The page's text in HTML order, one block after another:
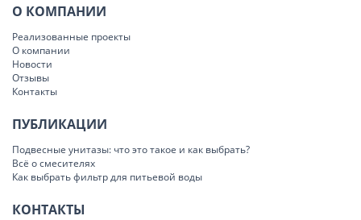
О КОМПАНИИ
Реализованные проекты
О компании
Новости
Отзывы
Контакты
ПУБЛИКАЦИИ
Подвесные унитазы: что это такое и как выбрать?
Всё о смесителях
Как выбрать фильтр для питьевой воды
КОНТАКТЫ